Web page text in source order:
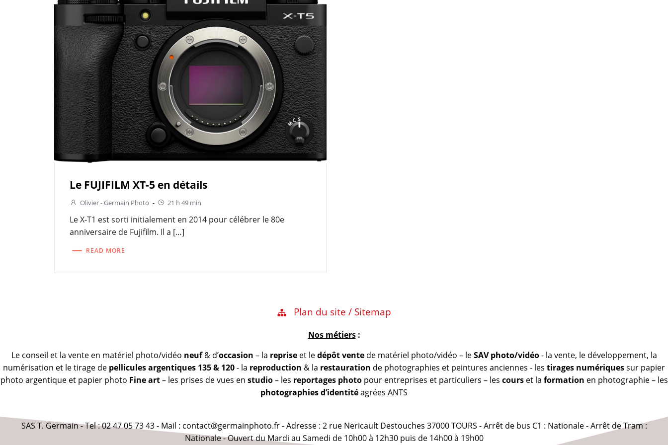
Le FUJIFILM XT-5 en détails
Olivier - Germain Photo - 21 h 49 min
Le X-T1 est sorti initialement en 2014 pour célébrer le 80e
anniversaire de Fujifilm. Il a […]
READ MORE
Plan du site / Sitemap
Nos métiers:
Le conseil et la vente en matériel photo/vidéo neuf& d’occasion – la repriseet ledépôt ventede matériel photo/vidéo – leSAV photo/vidéo- la vente, le développement, la
numérisation et le tirage de pellicules argentiques 135 & 120- la reproduction & la restauration de photographies et peintures anciennes - les tirages numériquessur papier
photo argentique et papier photo Fine art– les prises de vues en studio– les reportages photopour entreprises et particuliers – les courset la formation en photographie – les
photographies d’identitéagrées ANTS
SAS T. Germain - Tel : 02 47 05 73 43 - Mail : contact@germainphoto.fr - Adresse : 2 rue Nericault Destouches 37000 TOURS - Arrêt de bus C1 : Nationale - Arrêt de Tram :
Nationale - Ouvert du Mardi au Samedi de 10h00 à 12h30 puis de 14h00 à 19h00